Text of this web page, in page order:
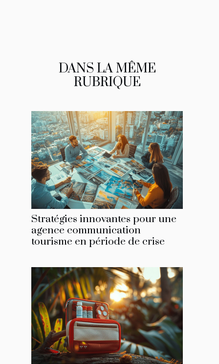
DANS LA MÊME
RUBRIQUE
Stratégies innovantes pour une
agence communication
tourisme en période de crise